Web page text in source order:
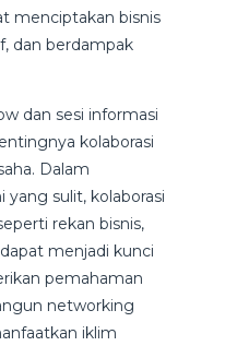
menciptakan bisnis
dan berdampak
dan sesi informasi
kolaborasi
Dalam
sulit, kolaborasi
rekan bisnis,
menjadi kunci
pemahaman
networking
iklim